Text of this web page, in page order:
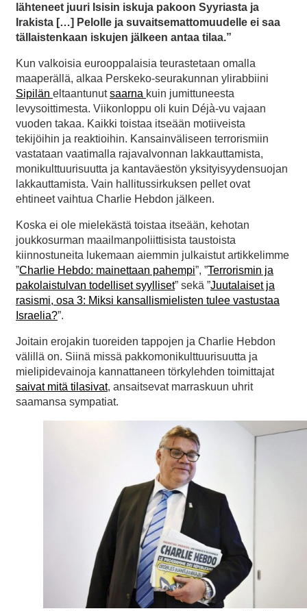
lähteneet juuri Isisin iskuja pakoon Syyriasta ja
Irakista […] Pelolle ja suvaitsemattomuudelle ei saa
tällaistenkaan iskujen jälkeen antaa tilaa.”
Kun valkoisia eurooppalaisia teurastetaan omalla
maaperällä, alkaa Perskeko-seurakunnan ylirabbiini
Sipilän eltaantunutsaarna kuin jumittuneesta
levysoittimesta. Viikonloppu oli kuin Déjà-vu vajaan
vuoden takaa. Kaikki toistaa itseään motiiveista
tekijöihin ja reaktioihin. Kansainväliseen terrorismiin
vastataan vaatimalla rajavalvonnan lakkauttamista,
monikulttuurisuutta ja kantaväestön yksityisyydensuojan
lakkauttamista. Vain hallitussirkuksen pellet ovat
ehtineet vaihtua Charlie Hebdon jälkeen.
Koska ei ole mielekästä toistaa itseään, kehotan
joukkosurman maailmanpoliittisista taustoista
kiinnostuneita lukemaan aiemmin julkaistut artikkelimme
”Charlie Hebdo: mainettaan pahempi”, ”Terrorismin ja
pakolaistulvan todelliset syylliset” sekä ”Juutalaiset ja
rasismi, osa 3: Miksi kansallismielisten tulee vastustaa
Israelia?”.
Joitain erojakin tuoreiden tappojen ja Charlie Hebdon
välillä on. Siinä missä pakkomonikulttuurisuutta ja
mielipidevainoja kannattaneen törkylehden toimittajat
saivat mitä tilasivat, ansaitsevat marraskuun uhrit
saamansa sympatiat.